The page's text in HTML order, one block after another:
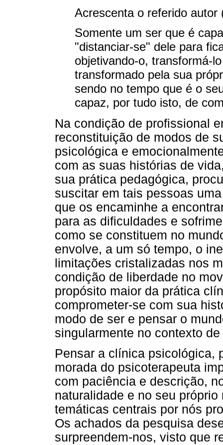
Acrescenta o referido autor
Somente um ser que é
"distanciar-se" dele para
objetivando-o, transformá-
transformado pela sua
sendo no tempo que é o
capaz, por tudo isto, de
Na condição de profissional
reconstituição de modos de
psicológica e
com as suas histórias de
sua prática pedagógica,
suscitar em tais pessoas
que os encaminhe a
para as dificuldades e
como se constituem no
envolve, a um só tempo, o
limitações cristalizadas nos
condição de liberdade no
propósito maior da prática
comprometer-se com sua
modo de ser e pensar o
singularmente no contexto
Pensar a clínica psicológica,
morada do psicoterapeuta
com paciência e descrição,
naturalidade e no seu
temáticas centrais por nós
Os achados da pesquisa
surpreendem-nos, visto que